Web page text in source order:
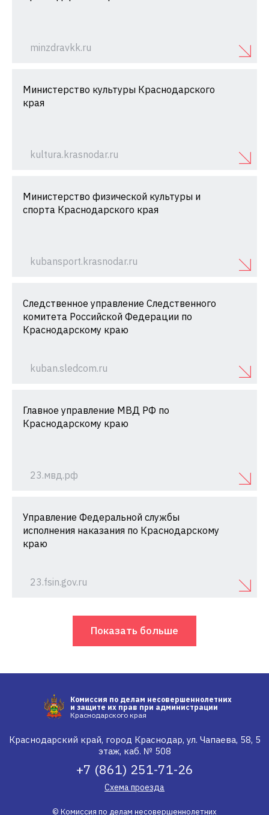
minzdravkk.ru
Министерство культуры Краснодарского
края
kultura.krasnodar.ru
Министерство физической культуры и
спорта Краснодарского края
kubansport.krasnodar.ru
Следственное управление Следственного
комитета Российской Федерации по
Краснодарскому краю
kuban.sledcom.ru
Главное управление МВД РФ по
Краснодарскому краю
23.мвд.рф
Управление Федеральной службы
исполнения наказания по Краснодарскому
краю
23.fsin.gov.ru
Показать больше
Комиссия по делам несовершеннолетних
и защите их прав при администрации
Краснодарского края
Краснодарский край, город Краснодар, ул. Чапаева, 58, 5
этаж, каб. № 508
+7 (861) 251-71-26
Схема проезда
© Комиссия по делам несовершеннолетних